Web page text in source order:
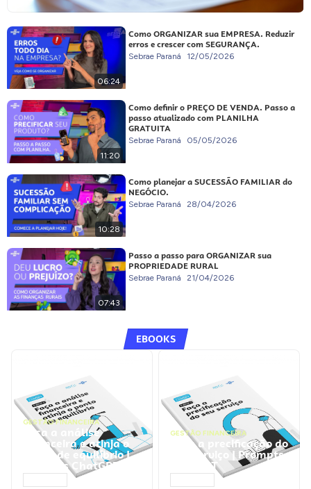
06:24
Como ORGANIZAR sua EMPRESA. Reduzir
erros e crescer com SEGURANÇA.
Sebrae Paraná 12/05/2026
11:20
Como definir o PREÇO DE VENDA. Passo a
passo atualizado com PLANILHA
GRATUITA
Sebrae Paraná 05/05/2026
10:28
Como planejar a SUCESSÃO FAMILIAR do
NEGÓCIO.
Sebrae Paraná 28/04/2026
07:43
Passo a passo para ORGANIZAR sua
PROPRIEDADE RURAL
Sebrae Paraná 21/04/2026
EBOOKS
GESTÃO FINANCEIRA
Faça a análise
financeira e atinja o
ponto de equilíbrio |
Prompts ChatGPT
GESTÃO FINANCEIRA
Faça a precificação do
seu serviço | Prompts
ChatGPT